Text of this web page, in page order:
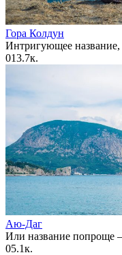
Гора Колдун
Интригующее
013.7к.
Аю-Даг
Или название попроще
05.1к.